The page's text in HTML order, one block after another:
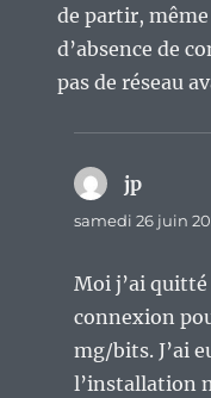
de partir, même
d’absence de
pas de réseau
jp
samedi 26 juin
Moi j’ai
connexion
mg/bits. J’ai
l’installation